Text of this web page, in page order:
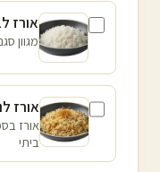
אורז
מגוון
אורז
אורז
ביתי